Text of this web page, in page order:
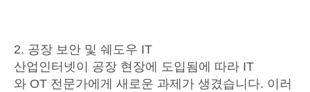
2. 공장 보안 및 쉐도우 IT
산업인터넷이 공장 현장에 도입됨에 따라 IT
와 OT 전문가에게 새로운 과제가 생겼습니다. 이러